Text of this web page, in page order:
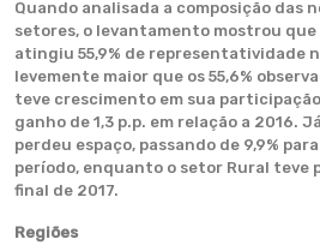
Quando analisada a composição das
setores, o levantamento mostrou que
atingiu 55,9% de representatividade
levemente maior que os 55,6%
teve crescimento em sua
ganho de 1,3 p.p. em relação a 2016.
perdeu espaço, passando de 9,9%
período, enquanto o setor Rural teve
final de 2017.
Regiões